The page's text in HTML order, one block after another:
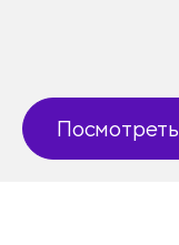
Ламинация
Посмотреть